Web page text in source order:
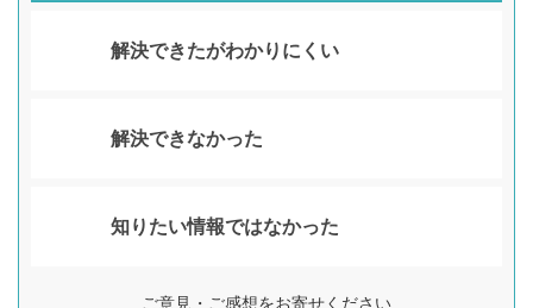
解決できたがわかりにくい
解決できなかった
知りたい情報ではなかった
ご意見・ご感想をお寄せください